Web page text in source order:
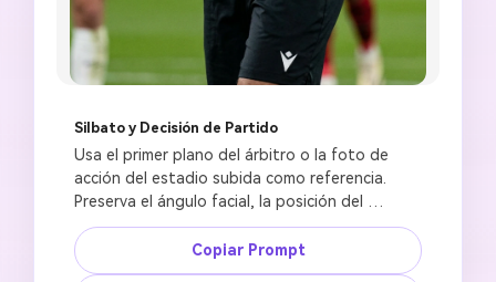
Silbato y Decisión de Partido
Usa el primer plano del árbitro o la foto de
acción del estadio subida como referencia.
Preserva el ángulo facial, la posición del
silbato, la iluminación y la profundidad de
campo. Crea una imagen de decisión de árbitro
de fútbol con IA con el árbitro soplando un
Copiar Prompt